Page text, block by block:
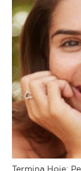
Termina Hoje: